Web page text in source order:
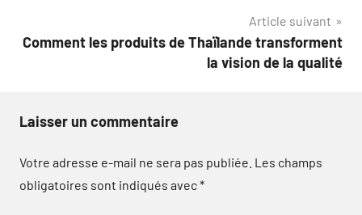
Article suivant
Comment les produits de Thaïlande transforment
la vision de la qualité
Laisser un commentaire
Votre adresse e-mail ne sera pas publiée. Les champs
obligatoires sont indiqués avec*